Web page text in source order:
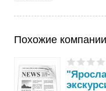
Похожие компании